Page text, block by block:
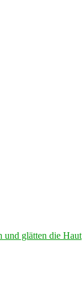
und glätten die Haut